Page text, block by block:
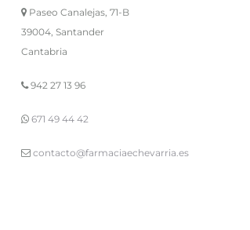
Paseo Canalejas, 71-B
39004, Santander
Cantabria
942 27 13 96
671 49 44 42
contacto@farmaciaechevarria.es